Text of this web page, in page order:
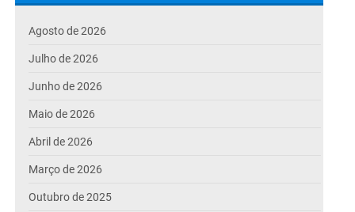
Agosto de 2026
Julho de 2026
Junho de 2026
Maio de 2026
Abril de 2026
Março de 2026
Outubro de 2025